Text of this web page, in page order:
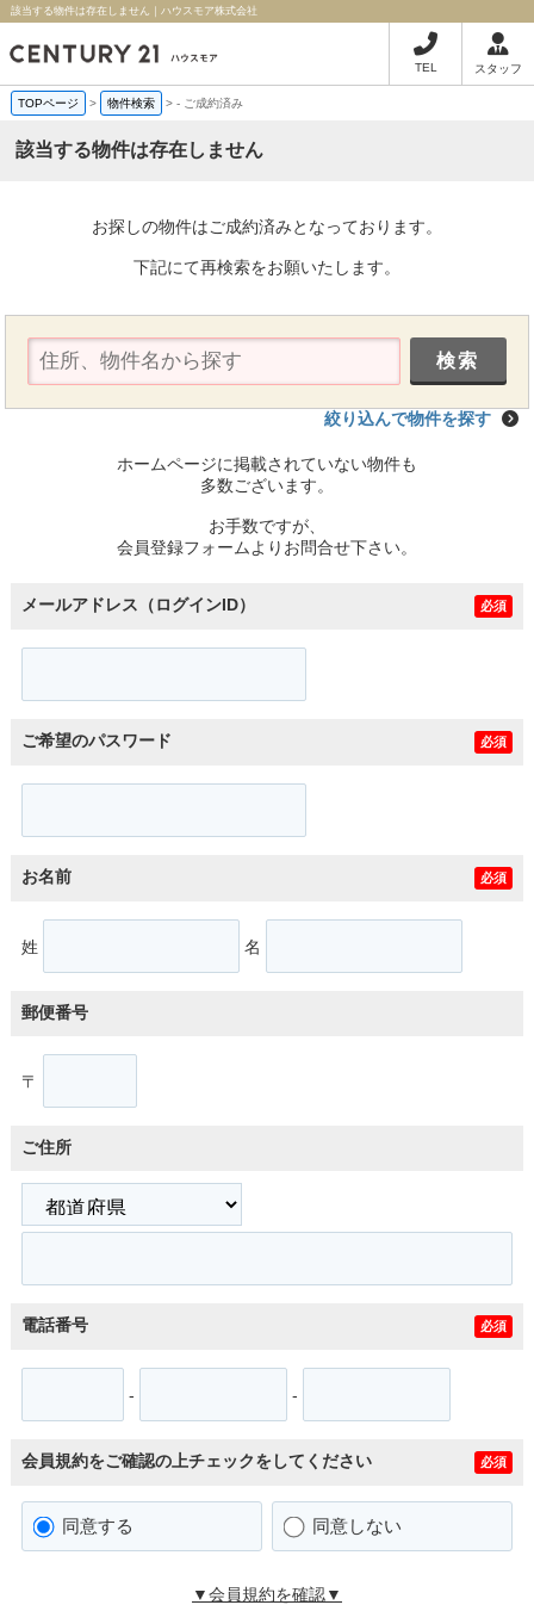
該当する物件は存在しません｜ハウスモア株式会社
TEL スタッフ
TOPページ > 物件検索 >- ご成約済み
該当する物件は存在しません
お探しの物件はご成約済みとなっております。
下記にて再検索をお願いたします。
絞り込んで物件を探す
ホームページに掲載されていない物件も
多数ございます。
お手数ですが、
会員登録フォームよりお問合せ下さい。
メールアドレス（ログインID） 必須
ご希望のパスワード 必須
お名前 必須
姓 名
郵便番号
〒
ご住所
電話番号 必須
- -
会員規約をご確認の上チェックをしてください 必須
同意する 同意しない
▼会員規約を確認▼